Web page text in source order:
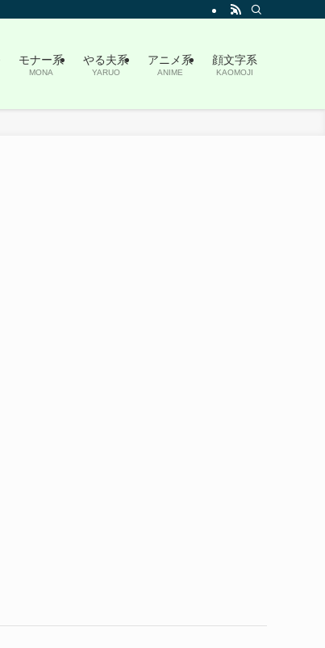
モナー系
MONA
やる夫系
YARUO
アニメ系
ANIME
顔文字系
KAOMOJI